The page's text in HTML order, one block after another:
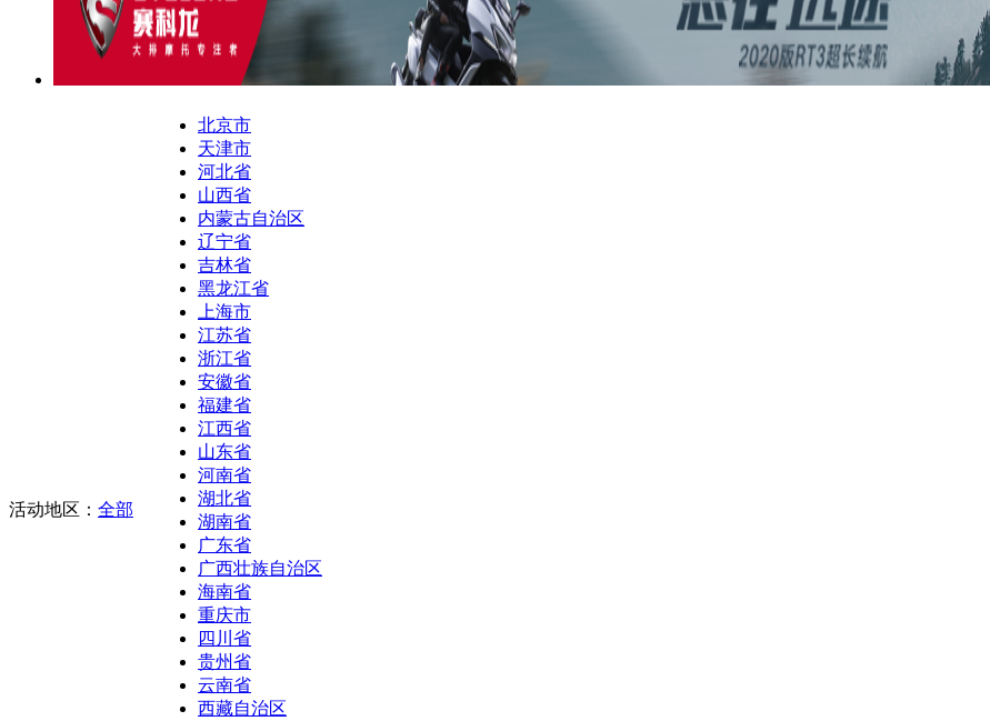
活动地区： 全部
北京市
天津市
河北省
山西省
内蒙古自治区
辽宁省
吉林省
黑龙江省
上海市
江苏省
浙江省
安徽省
福建省
江西省
山东省
河南省
湖北省
湖南省
广东省
广西壮族自治区
海南省
重庆市
四川省
贵州省
云南省
西藏自治区